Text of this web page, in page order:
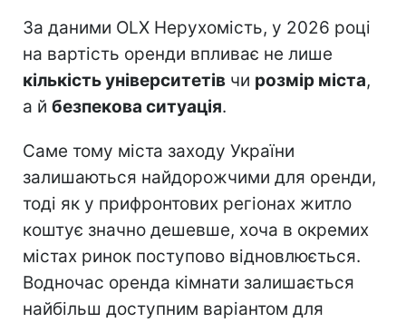
За даними OLX Нерухомість, у 2026 році
на вартість оренди впливає не лише
кількість університетів чи розмір міста,
а й безпекова ситуація.
Саме тому міста заходу України
залишаються найдорожчими для оренди,
тоді як у прифронтових регіонах житло
коштує значно дешевше, хоча в окремих
містах ринок поступово відновлюється.
Водночас оренда кімнати залишається
найбільш доступним варіантом для